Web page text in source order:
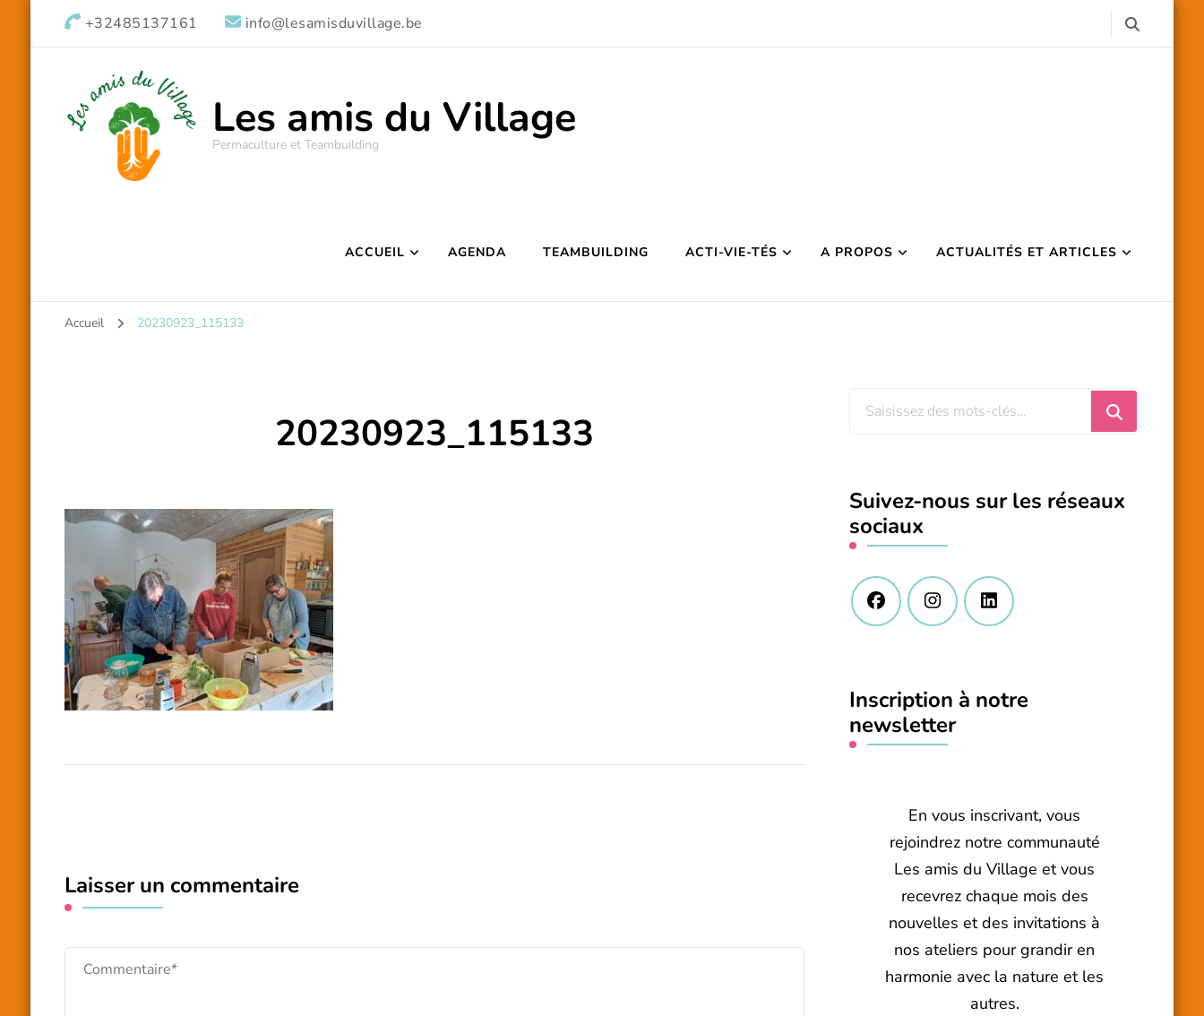
+32485137161 info@lesamisduvillage.be
Les amis du Village
Permaculture et Teambuilding
ACCUEIL AGENDA TEAMBUILDING ACTI-VIE-TÉS A PROPOS ACTUALITÉS ET ARTICLES
Accueil 20230923_115133
20230923_115133
Laisser un commentaire
Vous
?
Suivez-nous sur les réseaux
sociaux
Inscription à notre
newsletter
En vous inscrivant, vous
rejoindrez notre communauté
Les amis du Village et vous
recevrez chaque mois des
nouvelles et des invitations à
nos ateliers pour grandir en
harmonie avec la nature et les
autres.